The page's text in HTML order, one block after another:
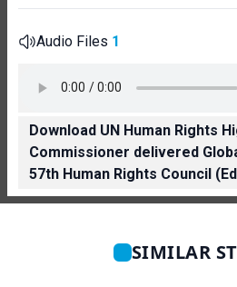
Audio Files 1
Download UN Human Rights
Commissioner delivered
57th Human Rights Council
SIMILAR